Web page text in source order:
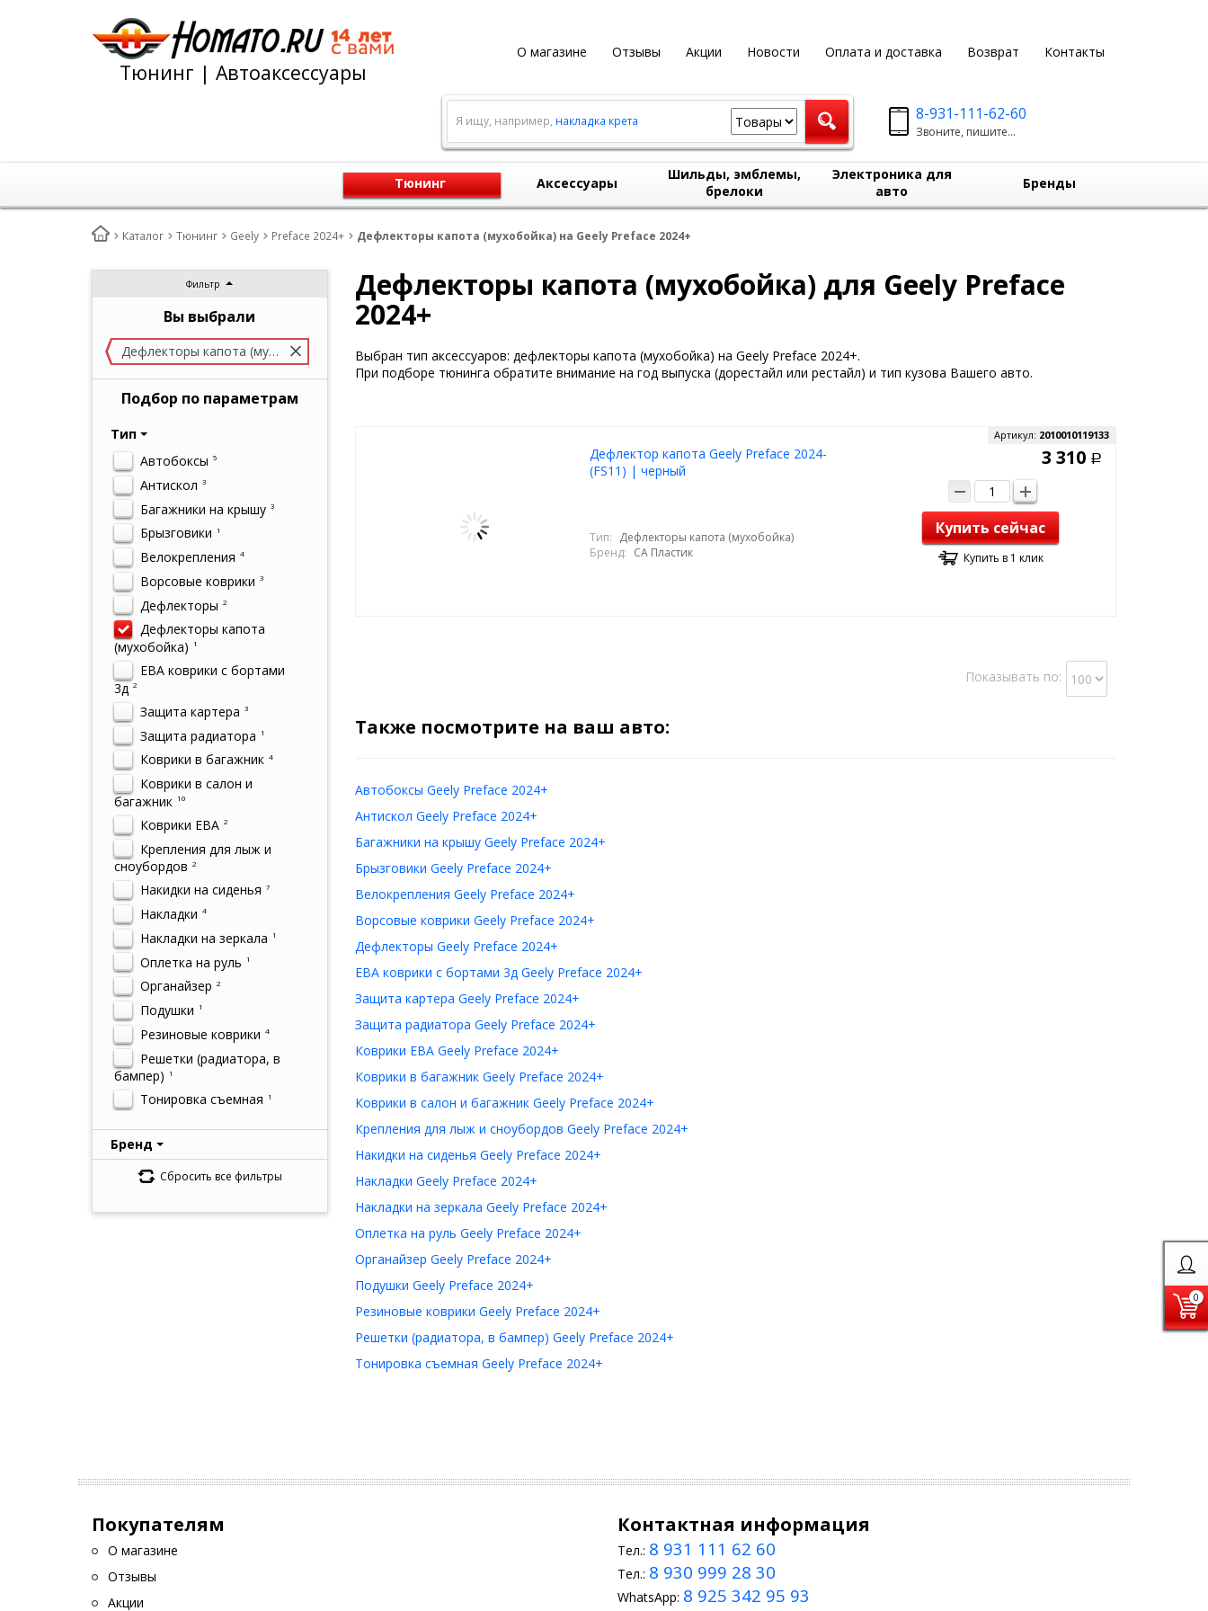
0
О магазине Отзывы Акции Новости Оплата и доставка Возврат Контакты
Тюнинг | Автоаксессуары
8-931-111-62-60
Звоните, пишите...
Я ищу, например, накладка крета
Тюнинг Аксессуары
Шильды, эмблемы,
брелоки
Электроника для
авто
Бренды
Каталог Тюнинг Geely Preface 2024+ Дефлекторы капота (мухобойка) на Geely Preface 2024+
Фильтр
Вы выбрали
Дефлекторы капота (мухобойка)
Подбор по параметрам
Тип
Автобоксы 5
Антискол 3
Багажники на крышу 3
Брызговики 1
Велокрепления 4
Ворсовые коврики 3
Дефлекторы 2
Дефлекторы капота
(мухобойка)
1
ЕВА коврики с бортами
3д 2
Защита картера 3
Защита радиатора 1
Коврики в багажник 4
Коврики в салон и
багажник 10
Коврики ЕВА 2
Крепления для лыж и
сноубордов 2
Накидки на сиденья 7
Накладки 4
Накладки на зеркала 1
Оплетка на руль 1
Органайзер 2
Подушки 1
Резиновые коврики 4
Решетки (радиатора, в
бампер)
1
Тонировка съемная 1
Бренд
Сбросить все фильтры
Дефлекторы капота (мухобойка) для Geely Preface
2024+
Выбран тип аксессуаров: дефлекторы капота (мухобойка) на Geely Preface 2024+.
При подборе тюнинга обратите внимание на год выпуска (дорестайл или рестайл) и тип кузова Вашего авто.
Дефлектор капота Geely Preface 2024-
(FS11) | черный
Артикул: 2010010119133
Тип: Дефлекторы капота (мухобойка)
Бренд: СА Пластик
3 310 Р
Купить сейчас
Купить в 1 клик
Показывать по:
Также посмотрите на ваш авто:
Автобоксы Geely Preface 2024+
Антискол Geely Preface 2024+
Багажники на крышу Geely Preface 2024+
Брызговики Geely Preface 2024+
Велокрепления Geely Preface 2024+
Ворсовые коврики Geely Preface 2024+
Дефлекторы Geely Preface 2024+
ЕВА коврики с бортами 3д Geely Preface 2024+
Защита картера Geely Preface 2024+
Защита радиатора Geely Preface 2024+
Коврики ЕВА Geely Preface 2024+
Коврики в багажник Geely Preface 2024+
Коврики в салон и багажник Geely Preface 2024+
Крепления для лыж и сноубордов Geely Preface 2024+
Накидки на сиденья Geely Preface 2024+
Накладки Geely Preface 2024+
Накладки на зеркала Geely Preface 2024+
Оплетка на руль Geely Preface 2024+
Органайзер Geely Preface 2024+
Подушки Geely Preface 2024+
Резиновые коврики Geely Preface 2024+
Решетки (радиатора, в бампер) Geely Preface 2024+
Тонировка съемная Geely Preface 2024+
Покупателям
О магазине
Отзывы
Акции
Контактная информация
Тел.: 8 931 111 62 60
Тел.: 8 930 999 28 30
WhatsApp: 8 925 342 95 93